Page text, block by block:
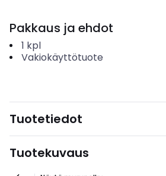
Pakkaus ja ehdot
1 kpl
Vakiokäyttötuote
Tuotetiedot
Tuotekuvaus